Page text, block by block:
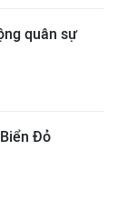
quân sự
Đỏ